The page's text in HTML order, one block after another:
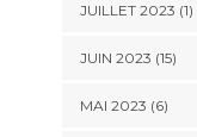
JUILLET 2023 (1)
JUIN 2023 (15)
MAI 2023 (6)